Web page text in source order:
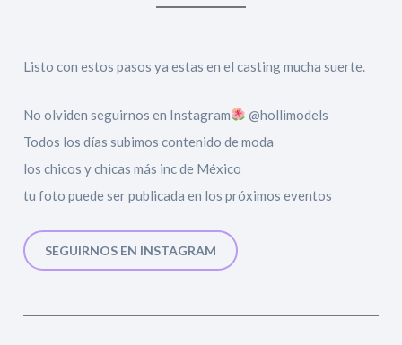
Listo con estos pasos ya estas en el casting mucha suerte.
No olviden seguirnos en Instagram
@hollimodels
Todos los días subimos contenido de moda
los chicos y chicas más inc de México
tu foto puede ser publicada en los próximos eventos
SEGUIRNOS EN INSTAGRAM